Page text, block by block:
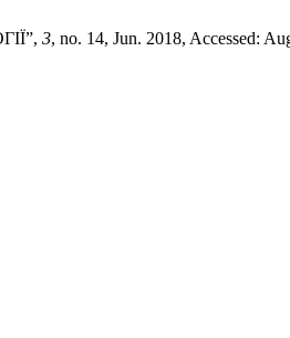
3, no. 14, Jun. 2018, Accessed: